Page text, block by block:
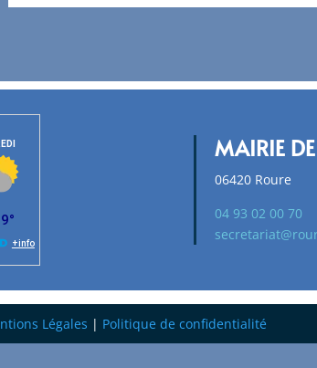
MAIRIE
06420 Roure
04 93 02 00 70
Légales | Politique de confidentialité